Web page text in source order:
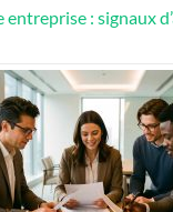
: signaux